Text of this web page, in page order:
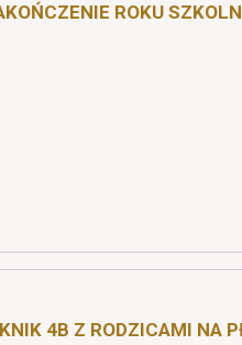
ROKU
4B Z RODZICAMI NA